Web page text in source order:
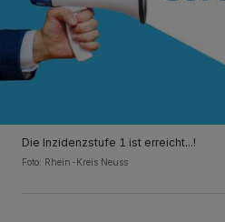
Die Inzidenzstufe 1 ist erreicht...!
Foto: Rhein-Kreis Neuss